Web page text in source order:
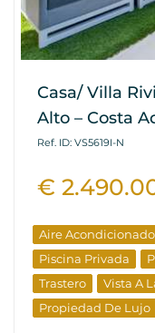
Casa/ Villa
Alto – Costa
Ref. ID: VS5619I-N
€
Aire Acondicionado
Piscina Privada
Trastero
Vista A
Propiedad De Lujo